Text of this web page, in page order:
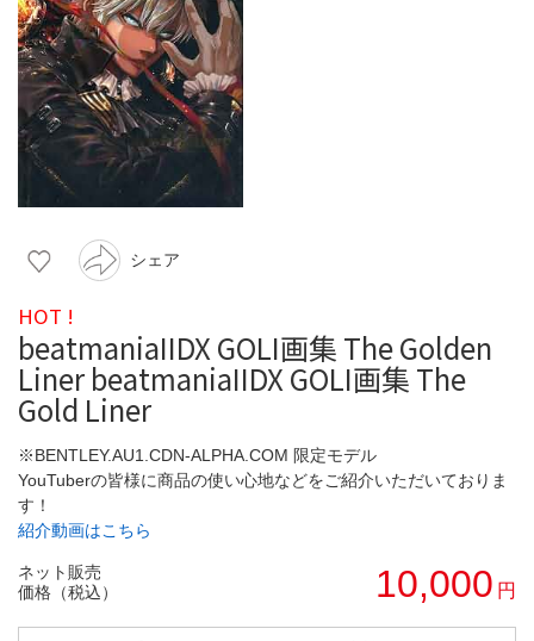
シェア
HOT !
beatmaniaIIDX GOLI画集 The Golden
Liner beatmaniaIIDX GOLI画集 The
Gold Liner
※BENTLEY.AU1.CDN-ALPHA.COM 限定モデル
YouTuberの皆様に商品の使い心地などをご紹介いただいておりま
す！
紹介動画はこちら
ネット販売
価格（税込）
10,000 円